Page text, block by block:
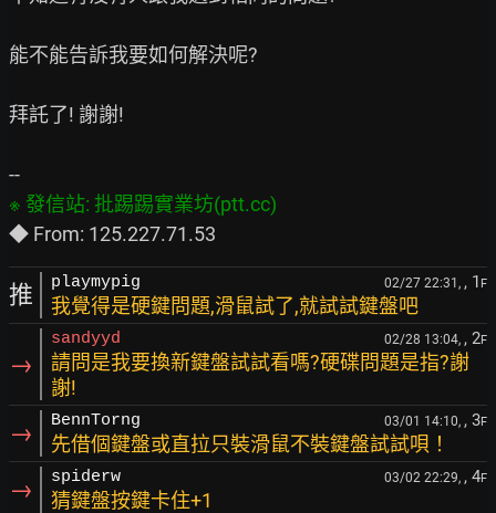
能不能告訴我要如何解決呢?
拜託了! 謝謝!
推 playmypig 02/27 22:31, , 1 F
我覺得是硬鍵問題,滑鼠試了,就試試鍵盤吧
→
sandyyd 02/28 13:04, , 2F
請問是我要換新鍵盤試試看嗎?硬碟問題是指?謝
謝!
→ BennTorng 03/01 14:10, , 3F
先借個鍵盤或直拉只裝滑鼠不裝鍵盤試試唄！
→ spiderw 03/02 22:29, , 4F
猜鍵盤按鍵卡住+1